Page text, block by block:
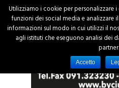
Utilizziamo i cookie per personalizzare
funzioni dei social media e
informazioni sul modo in cui utilizzi il
agli istituti che eseguono analisi dei
partner.
Accetto